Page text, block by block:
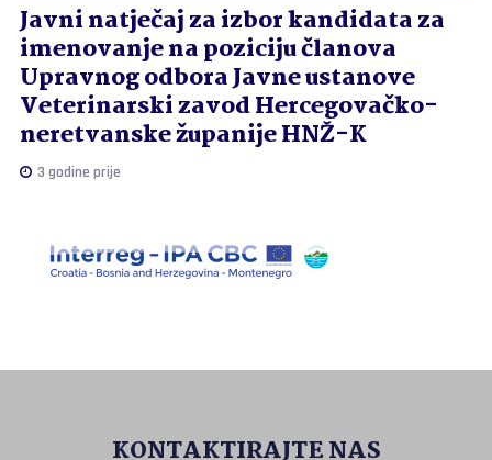
Javni natječaj za izbor kandidata za
imenovanje na poziciju članova
Upravnog odbora Javne ustanove
Veterinarski zavod Hercegovačko-
neretvanske županije HNŽ-K
3 godine prije
KONTAKTIRAJTE NAS